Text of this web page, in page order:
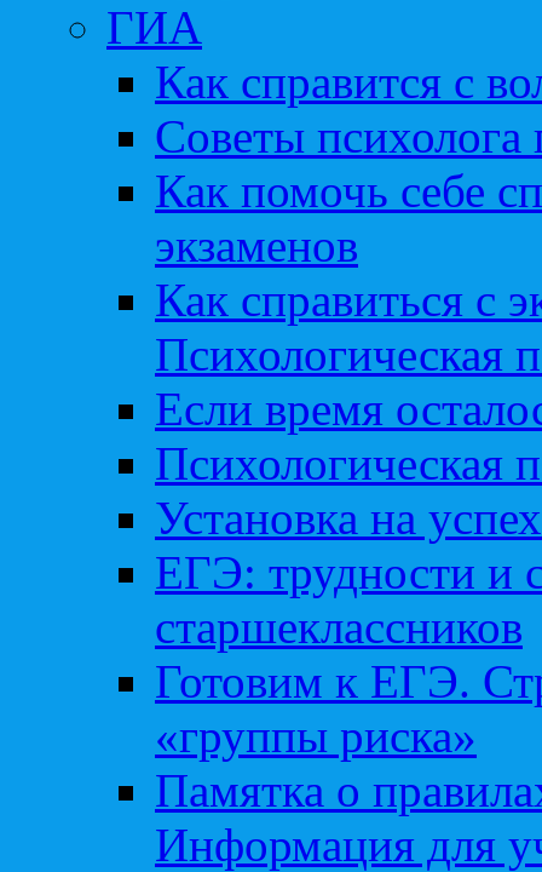
ГИА
Как справится с
Советы
Как помочь себе
экзаменов
Как справиться с
Психологическая
Если время
Психологическая
Установка на успех
ЕГЭ: трудности и
старшеклассников
Готовим к ЕГЭ.
«группы риска»
Памятка о
Информация для